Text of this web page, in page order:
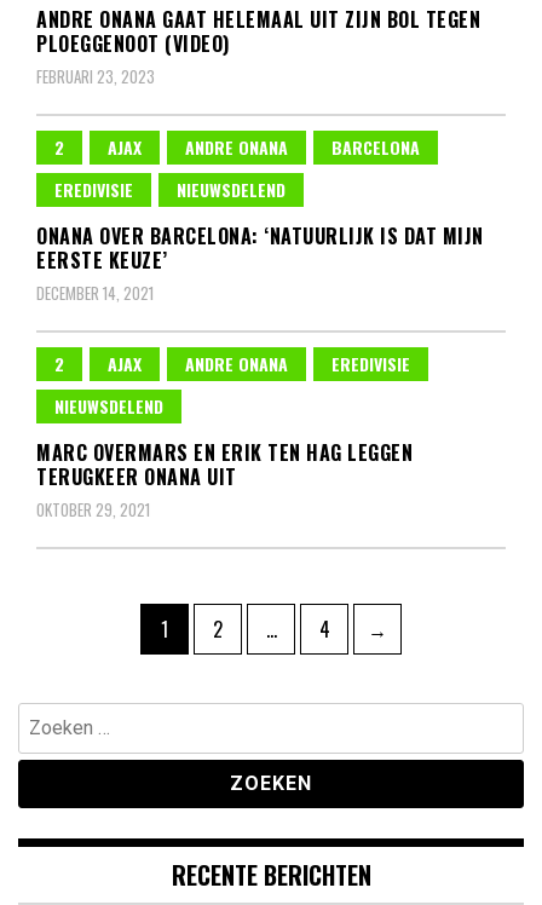
ANDRE ONANA GAAT HELEMAAL UIT ZIJN BOL TEGEN
PLOEGGENOOT (VIDEO)
FEBRUARI 23, 2023
2 AJAX ANDRE ONANA
BARCELONA
EREDIVISIE
NIEUWSDELEND
ONANA OVER BARCELONA: ‘NATUURLIJK IS DAT MIJN
EERSTE KEUZE’
DECEMBER 14, 2021
2 AJAX ANDRE ONANA
EREDIVISIE
NIEUWSDELEND
MARC OVERMARS EN ERIK TEN HAG LEGGEN
TERUGKEER ONANA UIT
OKTOBER 29, 2021
paginering
Pagina
1 Pagina
2 … Pagina
4 →
Zoeken
naar:
RECENTE BERICHTEN